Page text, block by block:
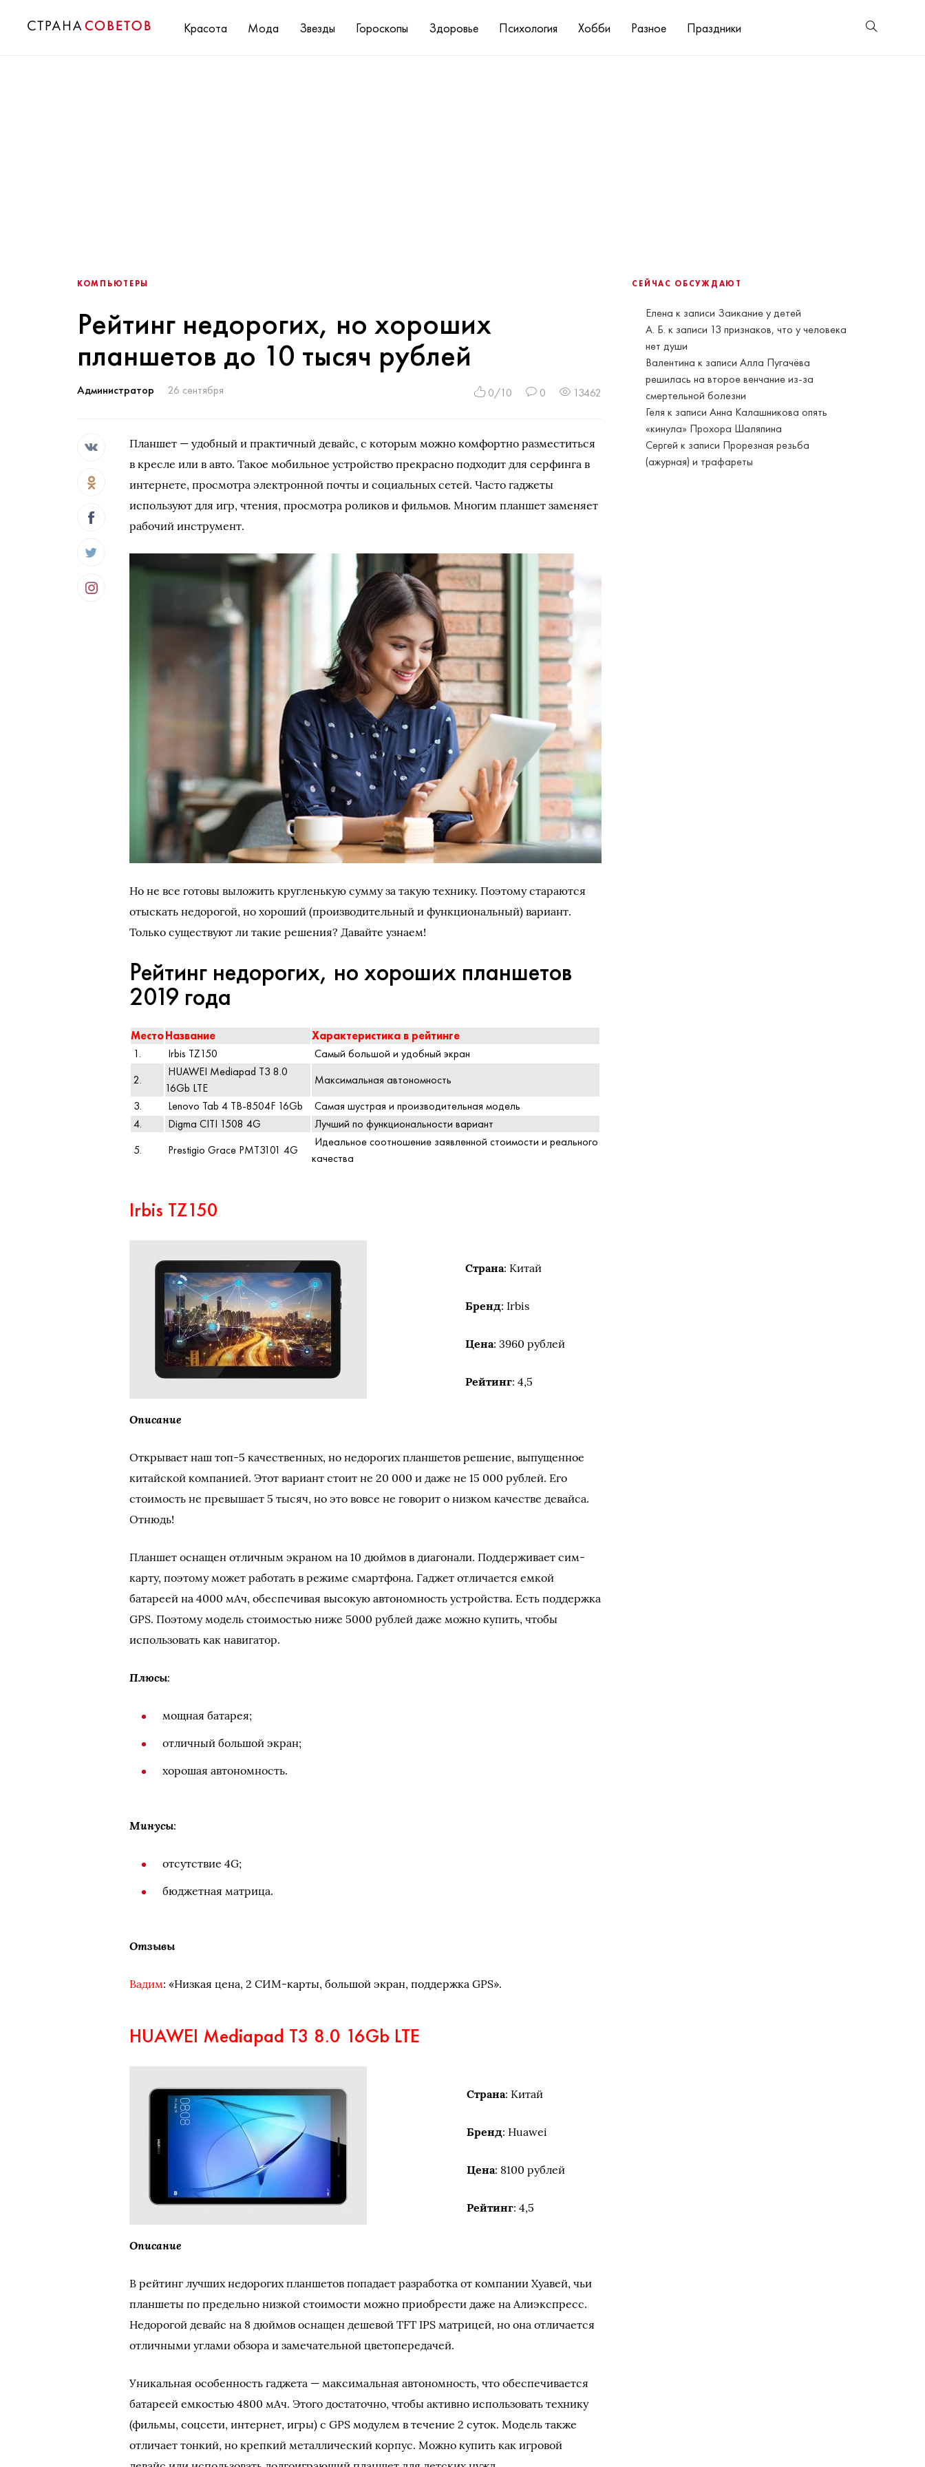
Красота Мода Звезды Гороскопы Здоровье Психология Хобби Разное Праздники
СЕЙЧАС ОБСУЖДАЮТ
Елена к записи Заикание у детей
А. Б. к записи 13 признаков, что у человека
нет души
Валентина к записиАлла Пугачёва
решилась на второе венчание из-за
смертельной болезни
Геля к записиАнна Калашникова опять
«кинула» Прохора Шаляпина
Сергей к записи Прорезная резьба
(ажурная) и трафареты
КОМПЬЮТЕРЫ
Рейтинг недорогих, но хороших
планшетов до 10 тысяч рублей
Администратор 26 сентября 0/10 0 13462
Планшет — удобный и практичный девайс, с которым можно комфортно разместиться
в кресле или в авто. Такое мобильное устройство прекрасно подходит для серфинга в
интернете, просмотра электронной почты и социальных сетей. Часто гаджеты
используют для игр, чтения, просмотра роликов и фильмов. Многим планшет заменяет
рабочий инструмент.
Но не все готовы выложить кругленькую сумму за такую технику. Поэтому стараются
отыскать недорогой, но хороший (производительный и функциональный) вариант.
Только существуют ли такие решения? Давайте узнаем!
Рейтинг недорогих, но хороших планшетов
2019 года
МестоНазвание
Характеристика в рейтинге
1.
Irbis TZ150
Самый большой и удобный экран
2.
HUAWEI Mediapad T3 8.0
16Gb LTE
Максимальная автономность
3.
Lenovo Tab 4 TB-8504F 16Gb
Самая шустрая и производительная модель
4.
Digma CITI 1508 4G
Лучший по функциональности вариант
5.
Prestigio Grace PMT3101 4G
Идеальное соотношение заявленной стоимости и реального
качества
Irbis TZ150
Страна: Китай
Бренд: Irbis
Цена: 3960 рублей
Рейтинг: 4,5
Описание
Открывает наш топ-5 качественных, но недорогих планшетов решение, выпущенное
китайской компанией. Этот вариант стоит не 20 000 и даже не 15 000 рублей. Его
стоимость не превышает 5 тысяч, но это вовсе не говорит о низком качестве девайса.
Отнюдь!
Планшет оснащен отличным экраном на 10 дюймов в диагонали. Поддерживает сим-
карту, поэтому может работать в режиме смартфона. Гаджет отличается емкой
батареей на 4000 мАч, обеспечивая высокую автономность устройства. Есть поддержка
GPS. Поэтому модель стоимостью ниже 5000 рублей даже можно купить, чтобы
использовать как навигатор.
Плюсы:
мощная батарея;
отличный большой экран;
хорошая автономность.
Минусы:
отсутствие 4G;
бюджетная матрица.
Отзывы
Вадим: «Низкая цена, 2 СИМ-карты, большой экран, поддержка GPS».
HUAWEI Mediapad T3 8.0 16Gb LTE
Страна: Китай
Бренд: Huawei
Цена: 8100 рублей
Рейтинг: 4,5
Описание
В рейтинг лучших недорогих планшетов попадает разработка от компании Хуавей, чьи
планшеты по предельно низкой стоимости можно приобрести даже на Алиэкспресс.
Недорогой девайс на 8 дюймов оснащен дешевой TFT IPS матрицей, но она отличается
отличными углами обзора и замечательной цветопередачей.
Уникальная особенность гаджета — максимальная автономность, что обеспечивается
батареей емкостью 4800 мАч. Этого достаточно, чтобы активно использовать технику
(фильмы, соцсети, интернет, игры) с GPS модулем в течение 2 суток. Модель также
отличает тонкий, но крепкий металлический корпус. Можно купить как игровой